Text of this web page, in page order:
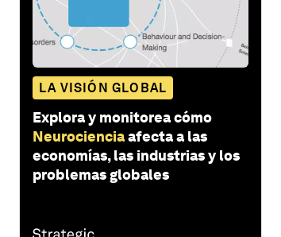
LA VISIÓN GLOBAL
Explora y monitorea cómo
Neurocienciaafecta a las
economías, las industrias y los
problemas globales